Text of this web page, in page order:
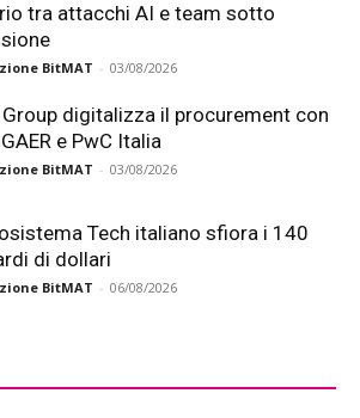
tra attacchi AI e team sotto
BitMAT - 03/08/2026
Group digitalizza il procurement con
e PwC Italia
BitMAT - 03/08/2026
Tech italiano sfiora i 140
di dollari
BitMAT - 06/08/2026